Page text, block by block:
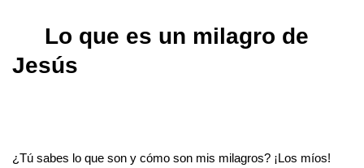
Lo que es un milagro de
Jesús
¿Tú sabes lo que son y cómo son mis milagros? ¡Los míos!